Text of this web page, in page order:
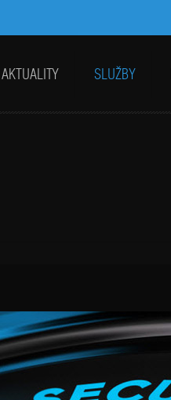
AKTUALITY SLUŽBY